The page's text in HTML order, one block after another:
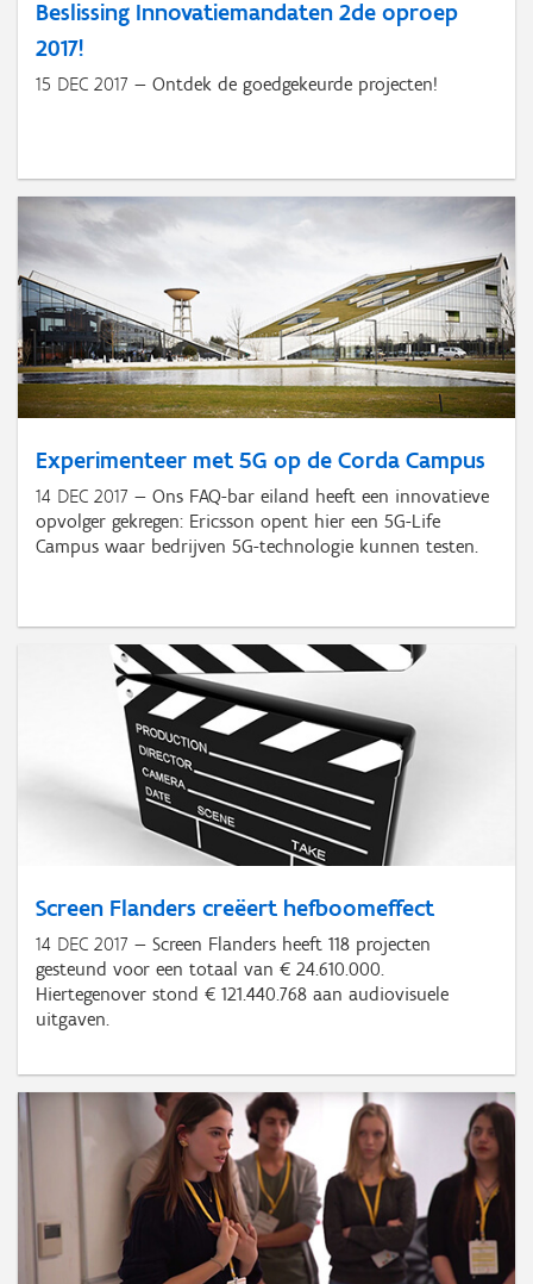
Beslissing Innovatiemandaten 2de oproep
2017!
15 DEC 2017 Ontdek de goedgekeurde projecten!
Experimenteer met 5G op de Corda Campus
14 DEC 2017
Ons FAQ-bar eiland heeft een innovatieve
opvolger gekregen: Ericsson opent hier een 5G-Life
Campus waar bedrijven 5G-technologie kunnen testen.
Screen Flanders creëert hefboomeffect
14 DEC 2017
Screen Flanders heeft 118 projecten
gesteund voor een totaal van € 24.610.000.
Hiertegenover stond € 121.440.768 aan audiovisuele
uitgaven.